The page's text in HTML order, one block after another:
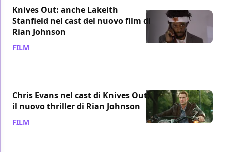
Knives Out: anche Lakeith
Stanfield nel cast del nuovo film di
Rian Johnson
FILM
Chris Evans nel cast di Knives Out,
il nuovo thriller di Rian Johnson
FILM